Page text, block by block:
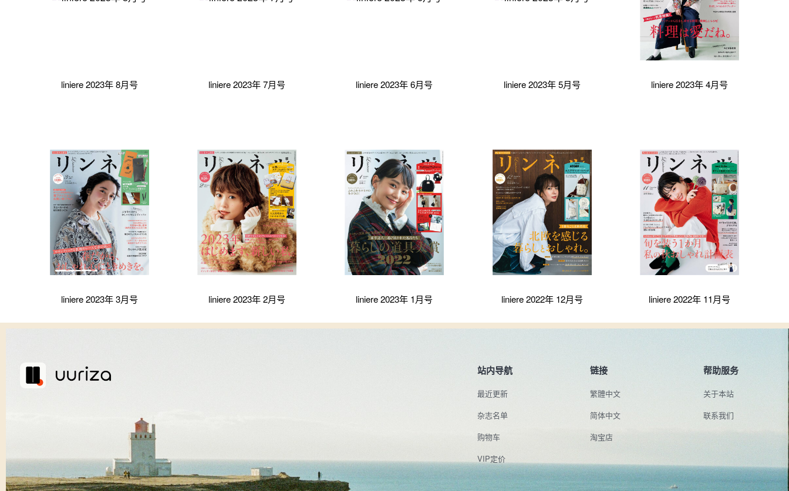
liniere 2023年 8月号 liniere 2023年 7月号 liniere 2023年 6月号 liniere 2023年 5月号 liniere 2023年 4月号
liniere 2023年 3月号 liniere 2023年 2月号 liniere 2023年 1月号 liniere 2022年 12月号 liniere 2022年 11月号
站内导航
最近更新
杂志名单
购物车
VIP定价
链接
繁體中文
简体中文
淘宝店
帮助服务
关于本站
联系我们